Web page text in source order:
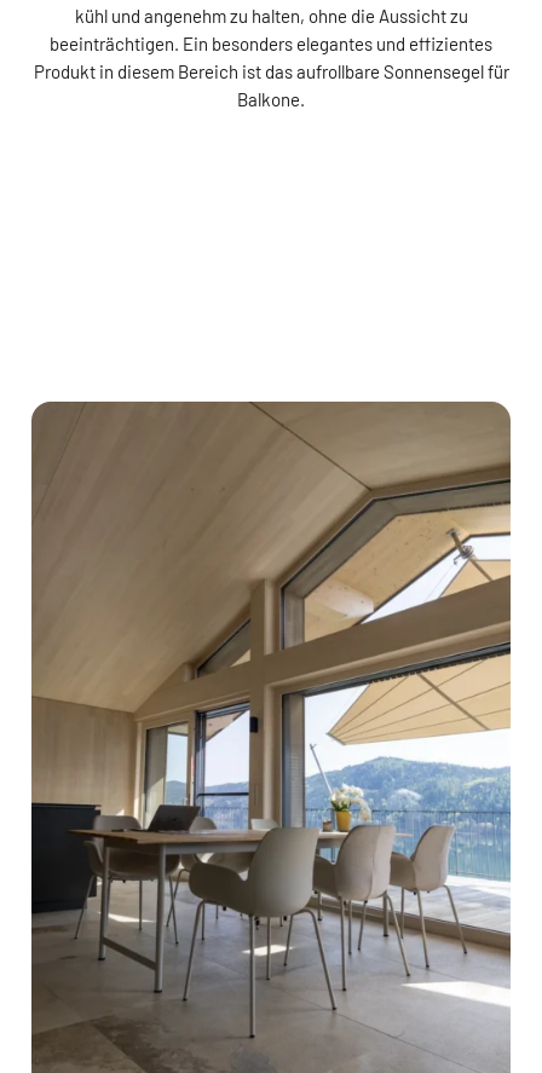
kühl und angenehm zu halten, ohne die Aussicht zu
beeinträchtigen. Ein besonders elegantes und effizientes
Produkt in diesem Bereich ist das aufrollbare Sonnensegel für
Balkone.